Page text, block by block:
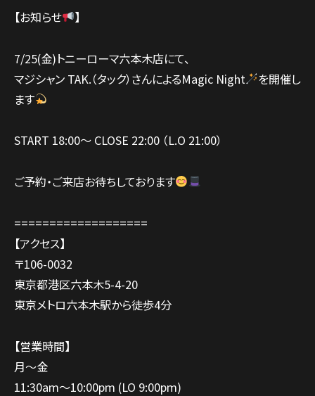
【お知らせ 】
7/25(金)トニーローマ六本木店にて、
マジシャン TAK.（タック）さんによるMagic Night
を開催し
ます
START 18:00〜 CLOSE 22:00 （L.O 21:00）
ご予約・ご来店お待ちしております
===================
【アクセス】
〒106-0032
東京都港区六本木5-4-20
東京メトロ六本木駅から徒歩4分
【営業時間】
月～金
11:30am～10:00pm (LO 9:00pm)